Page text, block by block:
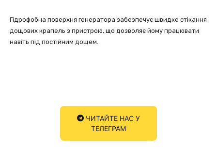
Гідрофобна поверхня генератора забезпечує швидке стікання
дощових крапель з пристрою, що дозволяє йому працювати
навіть під постійним дощем.
ЧИТАЙТЕ НАС У
ТЕЛЕГРАМ